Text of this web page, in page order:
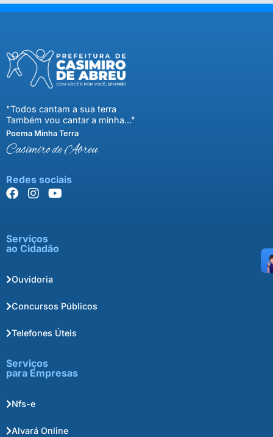
"Todos cantam a sua terra
Também vou cantar a minha..."
Poema Minha Terra
Casimiro de Abreu
Redes sociais
Serviços
ao Cidadão
Ouvidoria
Concursos Públicos
Telefones Úteis
Serviços
para Empresas
Nfs-e
Alvará Online